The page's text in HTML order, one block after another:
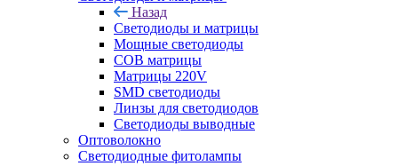
Назад
Светодиоды и матрицы
Мощные светодиоды
COB матрицы
Матрицы 220V
SMD светодиоды
Линзы для светодиодов
Светодиоды выводные
Оптоволокно
Светодиодные фитолампы